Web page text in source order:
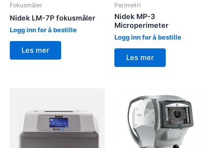
Fokusmåler
Nidek LM-7P fokusmåler
Logg inn for å bestille
Les mer
Perimetri
Nidek MP-3
Microperimeter
Logg inn for å bestille
Les mer